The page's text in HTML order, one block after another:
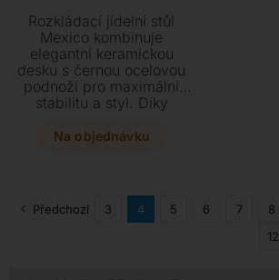
Rozkládací jídelní stůl
Mexico kombinuje
elegantní keramickou
desku s černou ocelovou
podnoží pro maximální
stabilitu a styl. Díky
snadno prodloužíte až na
rodinné oslavy.
Na objednávku
Předchozí 3 4 5 6 7 8
12